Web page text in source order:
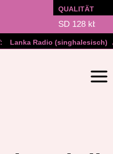
QUALITÄT
Lanka Radio (singhalesisch)